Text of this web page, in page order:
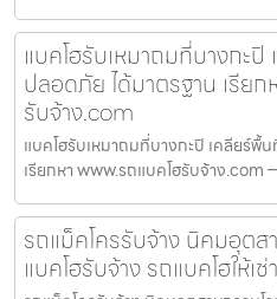
แบคโฮรับเหมาถมที่บางกะปิ
ปลอดภัย ได้มาตรฐาน เรีย
รับจ้าง.com
แบคโฮรับเหมาถมที่บางกะปิ เคลียร์พื้
เรียกหา www.รถแบคโฮรับจ้าง.com
รถแม็คโครรับจ้าง นิคมอุตส
แบคโฮรับจ้าง รถแบคโฮให้เ